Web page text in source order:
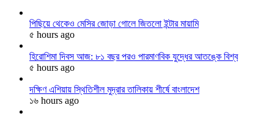
পিছিয়ে থেকেও মেসির জোড়া গোলে জিতলো ইন্টার মায়ামি
৫ hours ago
হিরোশিমা দিবস আজ: ৮১ বছর পরও পারমাণবিক যুদ্ধের আতঙ্কে বিশ্ব
৫ hours ago
দক্ষিণ এশিয়ায় স্থিতিশীল মুদ্রার তালিকায় শীর্ষে বাংলাদেশ
১৬ hours ago